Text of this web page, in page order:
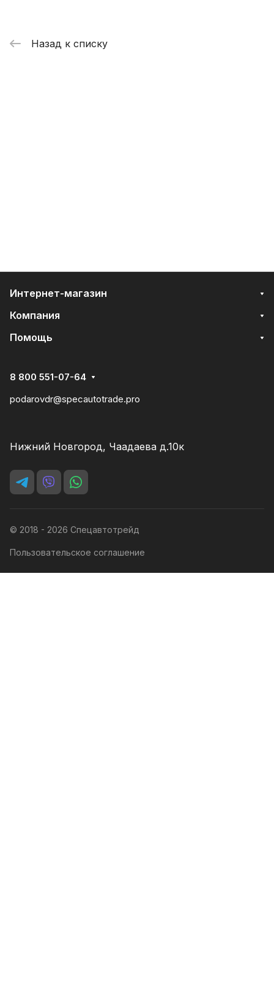
Назад к списку
Интернет-магазин
Компания
Помощь
8 800 551-07-64
podarovdr@specautotrade.pro
Нижний Новгород, Чаадаева д.10к
© 2018 - 2026 Спецавтотрейд
Пользовательское соглашение